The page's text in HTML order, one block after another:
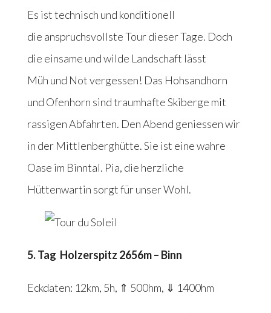
Es ist technisch und konditionell
die anspruchsvollste Tour dieser Tage. Doch
die einsame und wilde Landschaft lässt
Müh und Not vergessen! Das Hohsandhorn
und Ofenhorn sind traumhafte Skiberge mit
rassigen Abfahrten. Den Abend geniessen wir
in der Mittlenberghütte. Sie ist eine wahre
Oase im Binntal. Pia, die herzliche
Hüttenwartin sorgt für unser Wohl.
5. Tag Holzerspitz 2656m – Binn
Eckdaten: 12km, 5h, ⇑ 500hm, ⇓ 1400hm